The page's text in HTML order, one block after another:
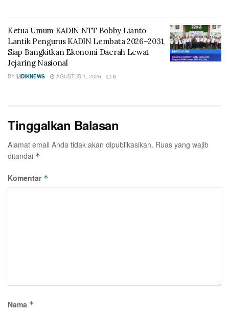
Ketua Umum KADIN NTT Bobby Lianto
Lantik Pengurus KADIN Lembata 2026–2031,
Siap Bangkitkan Ekonomi Daerah Lewat
Jejaring Nasional
BY LIDIKNEWS AGUSTUS 1, 2026 0
Tinggalkan Balasan
Alamat email Anda tidak akan dipublikasikan. Ruas yang wajib
ditandai *
Komentar *
Nama *